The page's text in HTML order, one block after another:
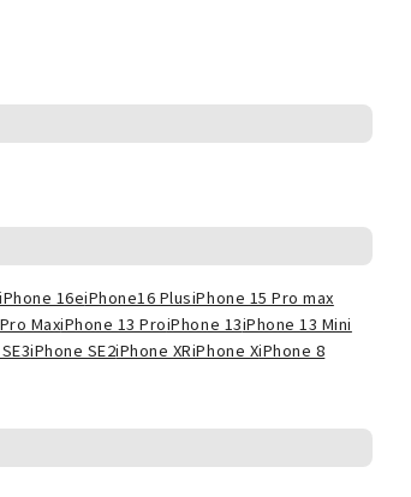
iPhone 16eiPhone16 PlusiPhone 15 Pro max
MaxiPhone 13 ProiPhone 13iPhone 13 Mini
iPhone SE2iPhone XRiPhone XiPhone 8